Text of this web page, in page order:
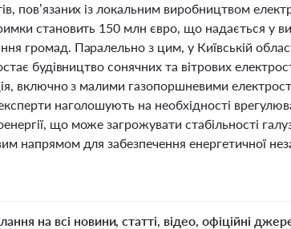
пов’язаних із локальним виробництвом
становить 150 млн євро, що надається у
громад. Паралельно з цим, у Київській
будівництво сонячних та вітрових
включно з малими газопоршневими
наголошують на необхідності
що може загрожувати стабільності
напрямом для забезпечення енергетичної
на всі новини, статті, відео, офіційні